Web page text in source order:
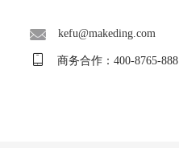
kefu@makeding.com
商务合作：400-8765-888